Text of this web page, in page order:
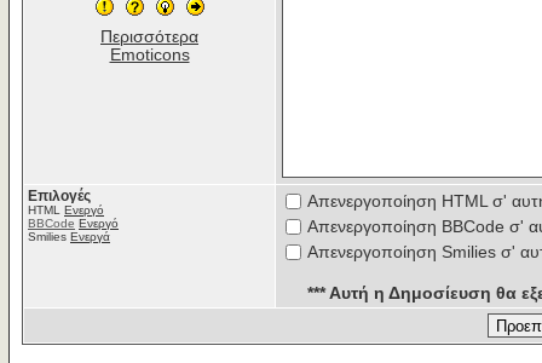
Περισσότερα
Emoticons
Επιλογές
HTML Ενεργό
BBCode Ενεργό
Smilies Ενεργά
Απενεργοποίηση HTML σ'
Απενεργοποίηση BBCode σ'
Απενεργοποίηση Smilies σ'
*** Αυτή η Δημοσίευση θα